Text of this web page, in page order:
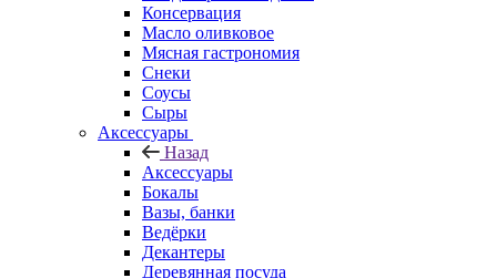
Консервация
Масло оливковое
Мясная гастрономия
Снеки
Соусы
Сыры
Аксессуары
Назад
Аксессуары
Бокалы
Вазы, банки
Ведёрки
Декантеры
Деревянная посуда